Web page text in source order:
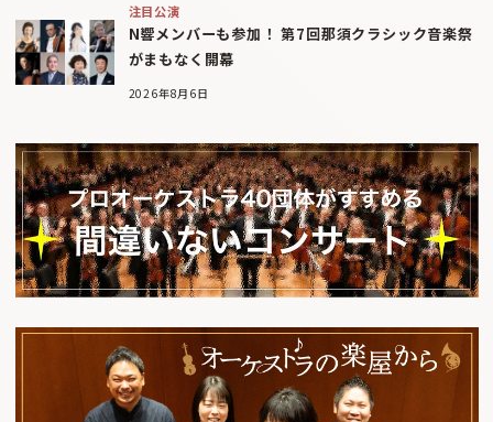
注目公演
N響メンバーも参加！ 第7回那須クラシック音楽祭
がまもなく開幕
2026年8月6日